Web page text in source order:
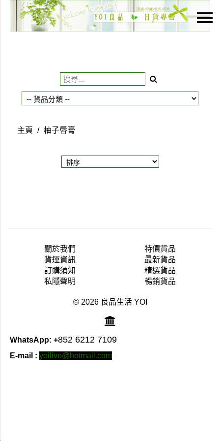
主頁
貨品分類
購物車
主頁 / 柚子唇膏
關於我們
貨運資訊
訂購須知
私隱聲明
特價貨品
最新貨品
精選貨品
暢銷貨品
© 2026 良品生活 YOI
WhatsApp: +852 6212 7109
E-mail : yoilive@hotmail.com